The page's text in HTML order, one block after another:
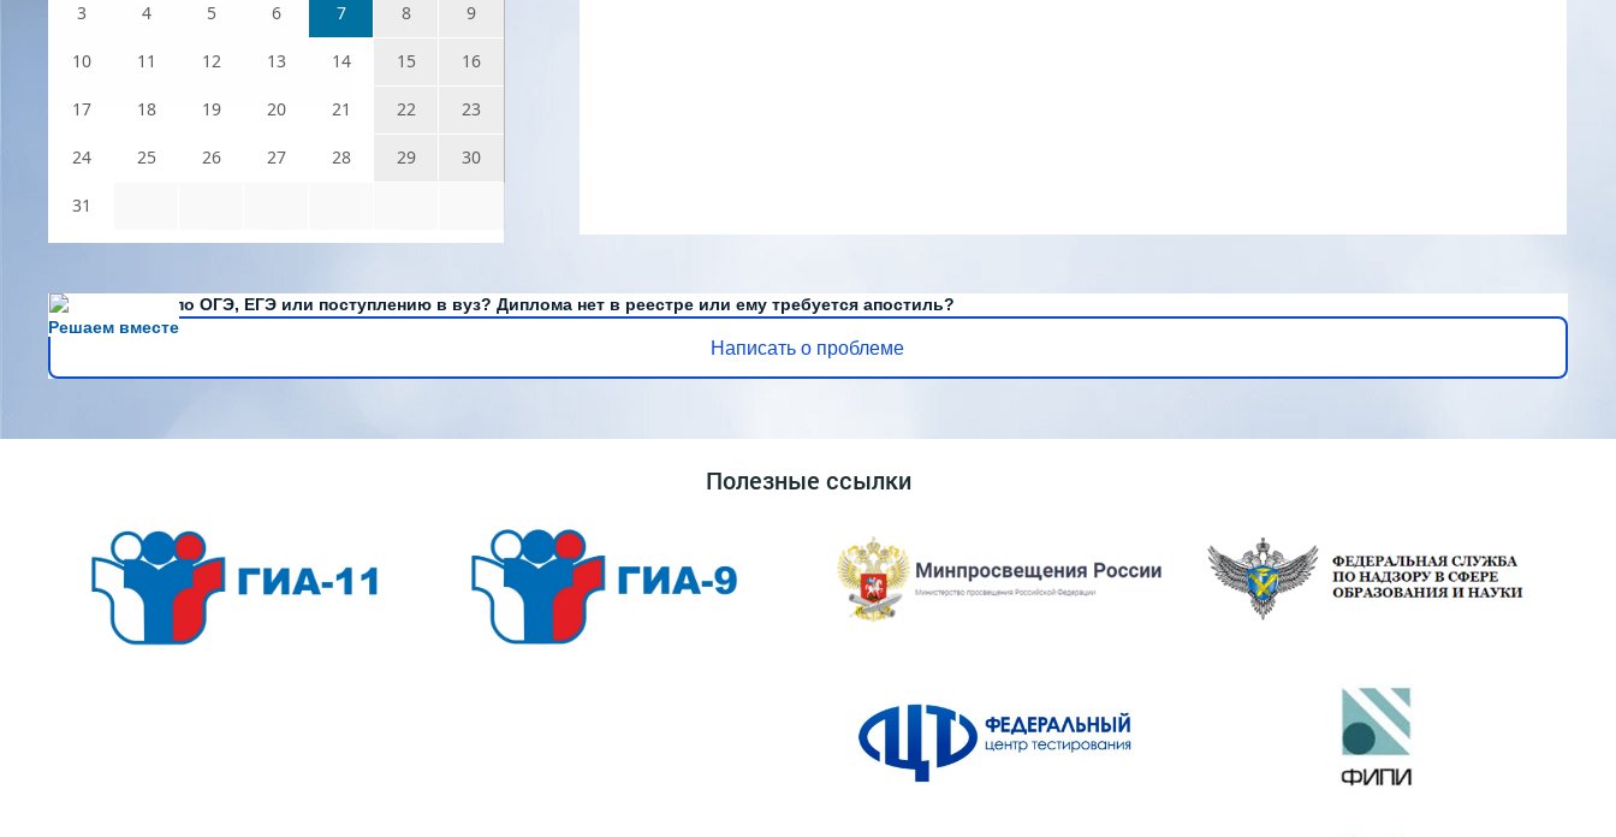
3 4 5 6 7 8 9
10 11 12 13 14 15 16
17 18 19 20 21 22 23
24 25 26 27 28 29 30
31
Решаем вместе
Есть вопросы по ОГЭ, ЕГЭ или поступлению в вуз? Диплома нет в реестре или ему требуется апостиль?
Написать о проблеме
Полезные ссылки